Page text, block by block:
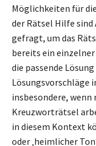
Möglichkeiten für
der Rätsel Hilfe
gefragt, um das
bereits ein
die passende
Lösungsvorschläge
insbesondere,
Kreuzworträtsel
in diesem Kontext
oder ‚heimlicher